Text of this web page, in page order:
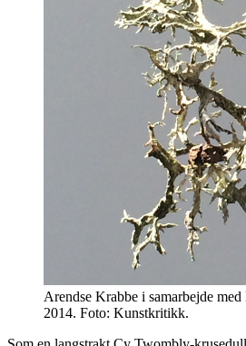
Arendse Krabbe i samarbejde
2014. Foto: Kunstkritikk.